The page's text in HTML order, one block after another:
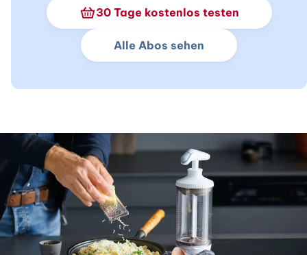
30 Tage kostenlos testen
Alle Abos sehen